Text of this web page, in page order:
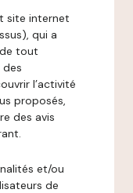
site internet
qui a
tout
des
l’activité
proposés,
des avis
et/ou
de